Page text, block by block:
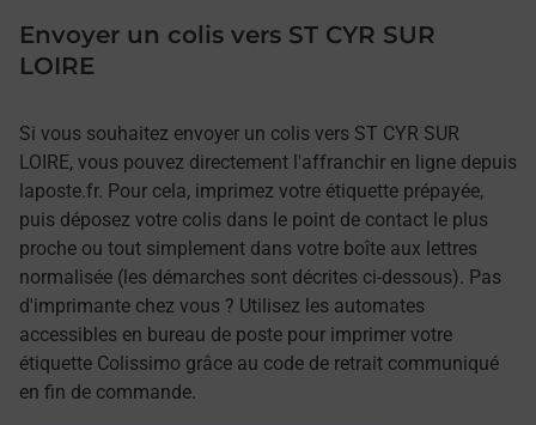
Envoyer un colis vers ST CYR SUR
LOIRE
Si vous souhaitez envoyer un colis vers ST CYR SUR
LOIRE, vous pouvez directement l'affranchir en ligne depuis
laposte.fr. Pour cela, imprimez votre étiquette prépayée,
puis déposez votre colis dans le point de contact le plus
proche ou tout simplement dans votre boîte aux lettres
normalisée (les démarches sont décrites ci-dessous). Pas
d'imprimante chez vous ? Utilisez les automates
accessibles en bureau de poste pour imprimer votre
étiquette Colissimo grâce au code de retrait communiqué
en fin de commande.